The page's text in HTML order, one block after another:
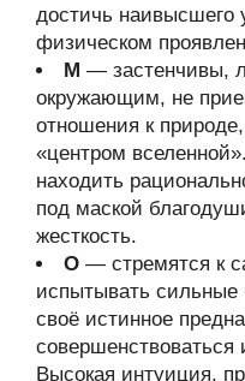
достичь наивысшего
физическом
М — застенчивы,
окружающим, не
отношения к
«центром
находить
под маской
жесткость.
О — стремятся к
испытывать
своё истинное
Высокая интуиция,